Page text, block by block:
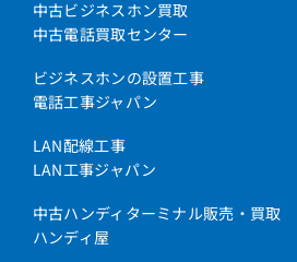
中古ビジネスホン買取
中古電話買取センター
ビジネスホンの設置工事
電話工事ジャパン
LAN配線工事
LAN工事ジャパン
中古ハンディターミナル販売・買取
ハンディ屋